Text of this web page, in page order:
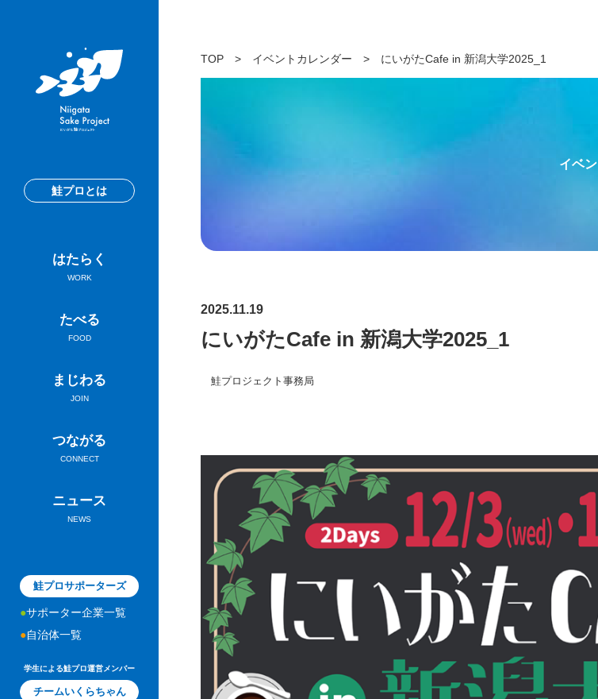
鮭プロとは
はたらく
WORK
たべる
FOOD
まじわる
JOIN
つながる
CONNECT
ニュース
NEWS
鮭プロサポーターズ
サポーター企業一覧
自治体一覧
学生による鮭プロ運営メンバー
チームいくらちゃん
TOP> イベントカレンダー > にいがたCafe in 新潟大学2025_1
イベ
2025.11.19
にいがたCafe in 新潟大学2025_1
鮭プロジェクト事務局